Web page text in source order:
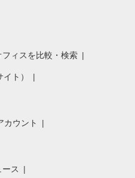
フィスを比較・検索
ト）
カウント
ス